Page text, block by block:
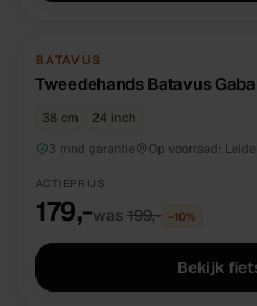
TWEEDEHANDS
BATAVUS
Tweedehands Batavus
38 cm
24 inch
3 mnd garantie
Op voorraad:
ACTIEPRIJS
179,-was 199,- −10%
Bekijk